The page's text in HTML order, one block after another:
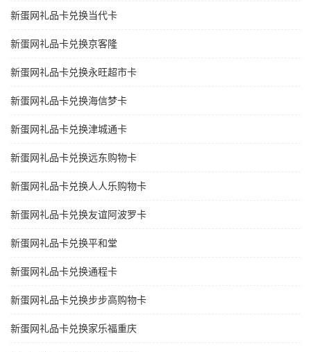
新蛋网礼品卡兑换当代卡
新蛋网礼品卡兑换京客隆
新蛋网礼品卡兑换永旺超市卡
新蛋网礼品卡兑换海信梦卡
新蛋网礼品卡兑换津城通卡
新蛋网礼品卡兑换远东购物卡
新蛋网礼品卡兑换人人乐购物卡
新蛋网礼品卡兑换友谊阿波罗卡
新蛋网礼品卡兑换平和堂
新蛋网礼品卡兑换通程卡
新蛋网礼品卡兑换步步高购物卡
新蛋网礼品卡兑换家乐福重庆